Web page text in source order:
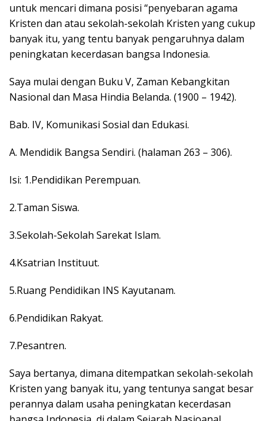
untuk mencari dimana posisi “penyebaran agama
Kristen dan atau sekolah-sekolah Kristen yang cukup
banyak itu, yang tentu banyak pengaruhnya dalam
peningkatan kecerdasan bangsa Indonesia.
Saya mulai dengan Buku V, Zaman Kebangkitan
Nasional dan Masa Hindia Belanda. (1900 – 1942).
Bab. IV, Komunikasi Sosial dan Edukasi.
A. Mendidik Bangsa Sendiri. (halaman 263 – 306).
Isi: 1.Pendidikan Perempuan.
2.Taman Siswa.
3.Sekolah-Sekolah Sarekat Islam.
4.Ksatrian Instituut.
5.Ruang Pendidikan INS Kayutanam.
6.Pendidikan Rakyat.
7.Pesantren.
Saya bertanya, dimana ditempatkan sekolah-sekolah
Kristen yang banyak itu, yang tentunya sangat besar
perannya dalam usaha peningkatan kecerdasan